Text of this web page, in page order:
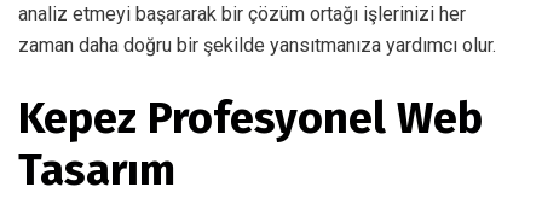
analiz etmeyi başararak bir çözüm ortağı işlerinizi her
zaman daha doğru bir şekilde yansıtmanıza yardımcı olur.
Kepez Profesyonel Web
Tasarım